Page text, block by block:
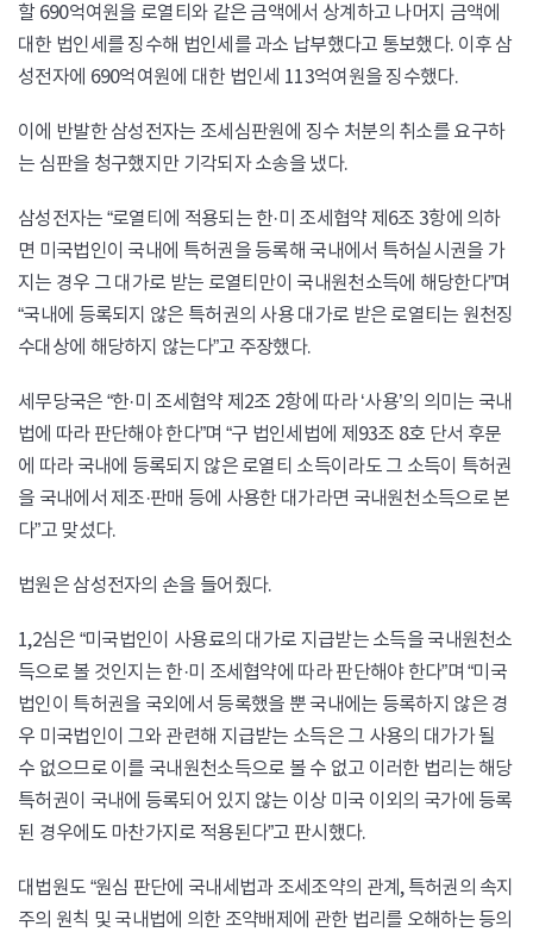
할 690억여원을 로열티와 같은 금액에서 상계하고 나머지 금액에
대한 법인세를 징수해 법인세를 과소 납부했다고 통보했다. 이후 삼
성전자에 690억여원에 대한 법인세 113억여원을 징수했다.
이에 반발한 삼성전자는 조세심판원에 징수 처분의 취소를 요구하
는 심판을 청구했지만 기각되자 소송을 냈다.
삼성전자는 “로열티에 적용되는 한·미 조세협약 제6조 3항에 의하
면 미국법인이 국내에 특허권을 등록해 국내에서 특허실시권을 가
지는 경우 그 대가로 받는 로열티만이 국내원천소득에 해당한다”며
“국내에 등록되지 않은 특허권의 사용 대가로 받은 로열티는 원천징
수대상에 해당하지 않는다”고 주장했다.
세무당국은 “한·미 조세협약 제2조 2항에 따라 ‘사용’의 의미는 국내
법에 따라 판단해야 한다”며 “구 법인세법에 제93조 8호 단서 후문
에 따라 국내에 등록되지 않은 로열티 소득이라도 그 소득이 특허권
을 국내에서 제조·판매 등에 사용한 대가라면 국내원천소득으로 본
다”고 맞섰다.
법원은 삼성전자의 손을 들어줬다.
1,2심은 “미국법인이 사용료의 대가로 지급받는 소득을 국내원천소
득으로 볼 것인지는 한·미 조세협약에 따라 판단해야 한다”며 “미국
법인이 특허권을 국외에서 등록했을 뿐 국내에는 등록하지 않은 경
우 미국법인이 그와 관련해 지급받는 소득은 그 사용의 대가가 될
수 없으므로 이를 국내원천소득으로 볼 수 없고 이러한 법리는 해당
특허권이 국내에 등록되어 있지 않는 이상 미국 이외의 국가에 등록
된 경우에도 마찬가지로 적용된다”고 판시했다.
대법원도 “원심 판단에 국내세법과 조세조약의 관계, 특허권의 속지
주의 원칙 및 국내법에 의한 조약배제에 관한 법리를 오해하는 등의